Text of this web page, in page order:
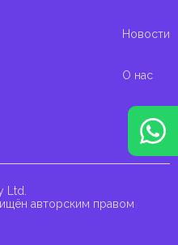
Новости
О нас
Ltd.
авторским правом